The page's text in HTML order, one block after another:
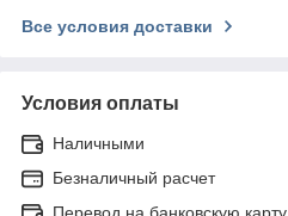
Все условия доставки
Условия оплаты
Наличными
Безналичный расчет
Перевод на банковскую карту